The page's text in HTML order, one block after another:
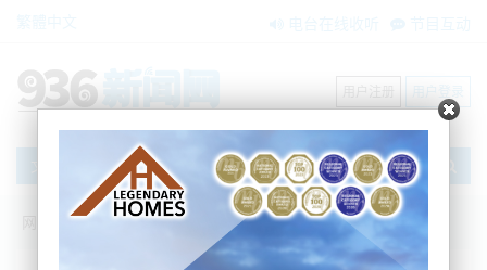
用户注册 用户登录
网站首页 节目互动 我爱纽西兰